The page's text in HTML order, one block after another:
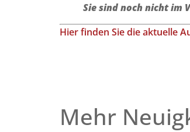
Sie sind noch nicht im
Hier finden Sie die aktuelle
Mehr